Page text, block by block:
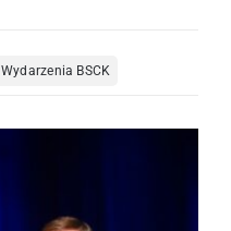
Wydarzenia BSCK